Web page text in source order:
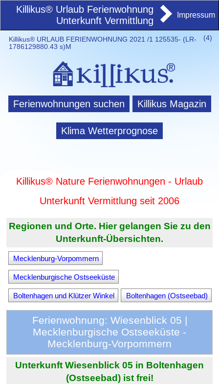
Killikus® Urlaub Ferienwohnung
Unterkunft Vermittlung
Impressum
(4)
Killikus® URLAUB FERIENWOHNUNG 2021 /1 125535- (LR-
1786129880.43 s)M
Ferienwohnungen suchen Killikus Magazin
Klima Wetterprognose
Killikus® Nature Ferienwohnungen - Urlaub
Unterkunft Vermittlung seit 2006
Regionen und Orte. Hier gelangen Sie zu den
Unterkunft-Übersichten.
Mecklenburg-Vorpommern
Mecklenburgische Ostseeküste
Boltenhagen und Klützer Winkel Boltenhagen (Ostseebad)
Ferienwohnung: Wiesenblick 05 |
Mecklenburgische Ostseeküste -
Mecklenburg-Vorpommern
Unterkunft Wiesenblick 05 in Boltenhagen
(Ostseebad) ist frei!